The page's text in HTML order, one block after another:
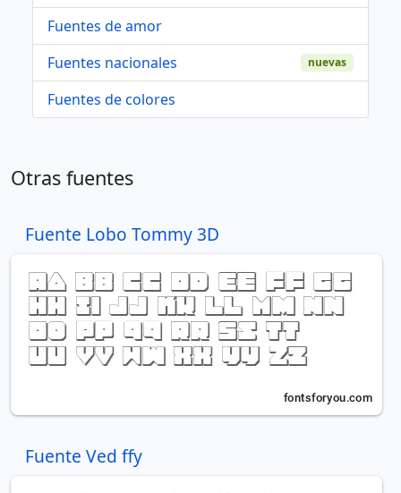
Fuentes de amor
Fuentes nacionales
nuevas
Fuentes de colores
Otras fuentes
Fuente Lobo Tommy 3D
Fuente Ved ffy